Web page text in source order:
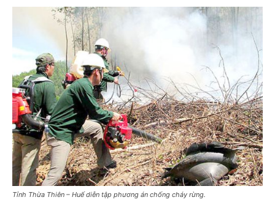
Tỉnh Thừa Thiên – Huế diễn tập phương án chống cháy rừng.